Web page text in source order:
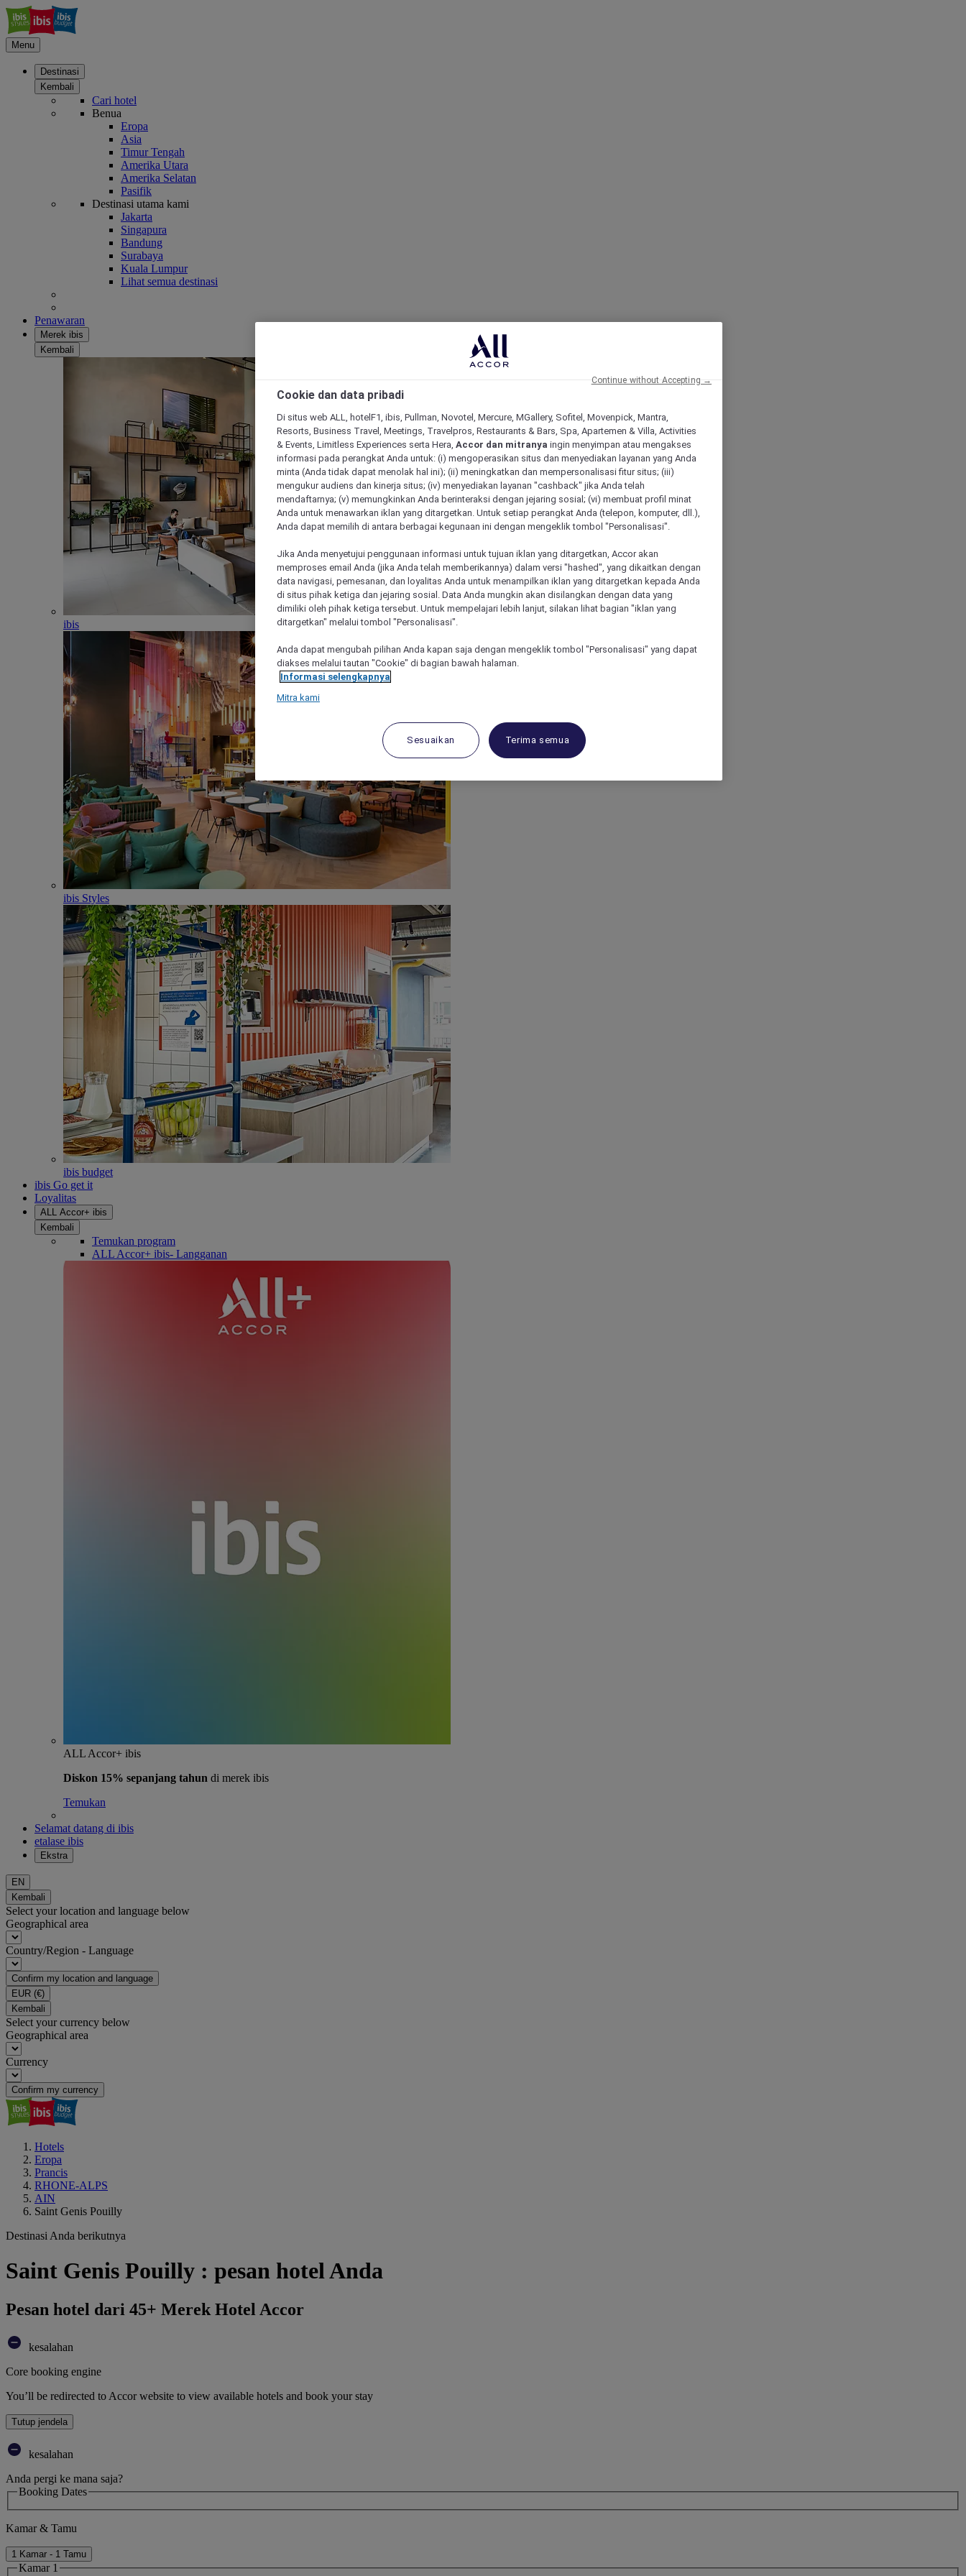
Menu
Destinasi
Kembali
Cari hotel
Benua
Eropa
Asia
Timur Tengah
Amerika Utara
Amerika Selatan
Pasifik
Destinasi utama kami
Jakarta
Singapura
Bandung
Surabaya
Kuala Lumpur
Lihat semua destinasi
Penawaran
Merek ibis
Kembali
ibis
ibis Styles
ibis budget
ibis Go get it
Loyalitas
ALL Accor+ ibis
Kembali
Temukan program
ALL Accor+ ibis- Langganan
ALL Accor+ ibis
Diskon 15% sepanjang tahun di merek ibis
Temukan
Selamat datang di ibis
etalase ibis
Ekstra
EN
Kembali
Select your location and language below
Geographical area
Country/Region - Language
Confirm my location and language
EUR (€)
Kembali
Select your currency below
Geographical area
Currency
Confirm my currency
Hotels
Eropa
Prancis
RHONE-ALPS
AIN
Saint Genis Pouilly
Destinasi Anda berikutnya
Saint Genis Pouilly : pesan hotel Anda
Pesan hotel dari 45+ Merek Hotel Accor
kesalahan
Core booking engine
You’ll be redirected to Accor website to view available hotels and book your stay
Tutup jendela
kesalahan
Anda pergi ke mana saja?
Booking Dates
Kamar & Tamu
1 Kamar - 1 Tamu
Kamar 1
Cookie dan data pribadi
Di situs web ALL, hotelF1, ibis, Pullman, Novotel, Mercure, MGallery, Sofitel, Movenpick, Mantra,
Resorts, Business Travel, Meetings, Travelpros, Restaurants & Bars, Spa, Apartemen & Villa, Activities
& Events, Limitless Experiences serta Hera, Accor dan mitranya ingin menyimpan atau mengakses
informasi pada perangkat Anda untuk: (i) mengoperasikan situs dan menyediakan layanan yang Anda
minta (Anda tidak dapat menolak hal ini); (ii) meningkatkan dan mempersonalisasi fitur situs; (iii)
mengukur audiens dan kinerja situs; (iv) menyediakan layanan "cashback" jika Anda telah
mendaftarnya; (v) memungkinkan Anda berinteraksi dengan jejaring sosial; (vi) membuat profil minat
Anda untuk menawarkan iklan yang ditargetkan. Untuk setiap perangkat Anda (telepon, komputer, dll.),
Anda dapat memilih di antara berbagai kegunaan ini dengan mengeklik tombol "Personalisasi".
Jika Anda menyetujui penggunaan informasi untuk tujuan iklan yang ditargetkan, Accor akan
memproses email Anda (jika Anda telah memberikannya) dalam versi "hashed", yang dikaitkan dengan
data navigasi, pemesanan, dan loyalitas Anda untuk menampilkan iklan yang ditargetkan kepada Anda
di situs pihak ketiga dan jejaring sosial. Data Anda mungkin akan disilangkan dengan data yang
dimiliki oleh pihak ketiga tersebut. Untuk mempelajari lebih lanjut, silakan lihat bagian "iklan yang
ditargetkan" melalui tombol "Personalisasi".
Anda dapat mengubah pilihan Anda kapan saja dengan mengeklik tombol "Personalisasi" yang dapat
diakses melalui tautan "Cookie" di bagian bawah halaman.
Informasi selengkapnya
Mitra kami
Sesuaikan Terima semua
Continue without Accepting →